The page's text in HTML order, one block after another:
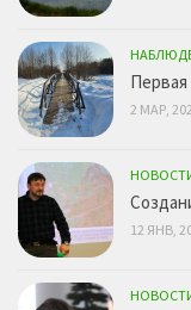
Первая
2 МАР,
12 ЯНВ,